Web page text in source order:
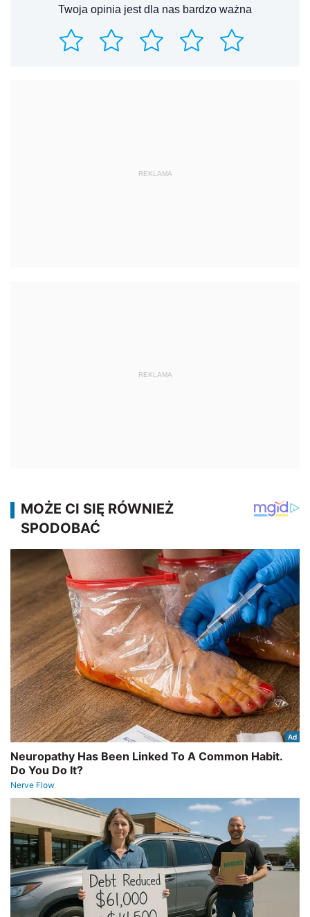
Twoja opinia jest dla nas bardzo ważna
REKLAMA
REKLAMA